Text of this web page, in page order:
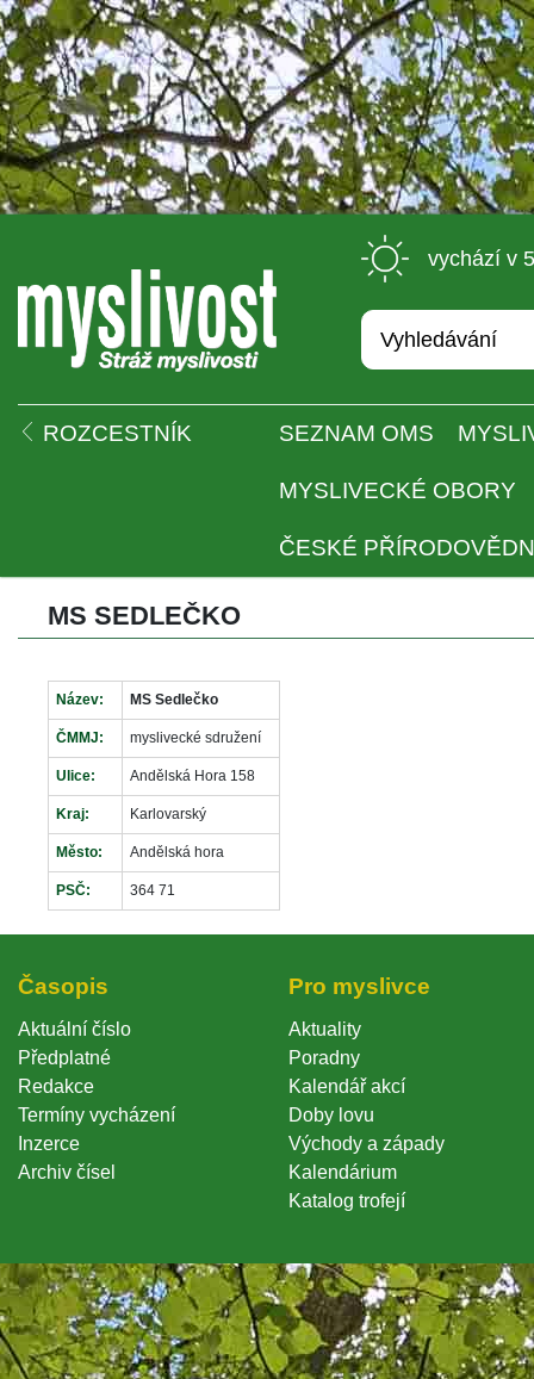
vychází v
ROZCESTNÍK SEZNAM OMS
MYSLIVECKÉ OBORY
ČESKÉ
MS SEDLEČKO
Název: MS Sedlečko
ČMMJ: myslivecké sdružení
Ulice: Andělská Hora 158
Kraj: Karlovarský
Město: Andělská hora
PSČ: 364 71
Časopi
Aktuální číslo
Předplatné
Redakce
Termíny vycházení
Inzerce
Archiv čísel
Pro myslivce
Aktuality
Poradny
Kalendář akcí
Doby lovu
Východy a západy
Kalendárium
Katalog trofejí